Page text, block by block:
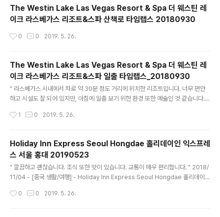
The Westin Lake Las Vegas Resort & Spa 더 웨스틴 레
이크 라스베가스 리조트&스파 산책로 타임랩스 20180930
0 0 2019. 5. 26.
The Westin Lake Las Vegas Resort & Spa 더 웨스틴 레
이크 라스베가스 리조트&스파 일출 타임랩스_20180930
" 라스베가스 시내에서 차로 약 30분 정도 거리에 위치한 리조트입니다. 너무 편안
하고 시설도 잘 되어 있지만, 아침에 일출 보기 위한 환경 또한 예술인 것 같습니다.
천 드립니다. "
1 0 2019. 5. 26.
Holiday Inn Express Seoul Hongdae 홀리데이인 익스프레
스 서울 홍대 20190523
" 깔끔하고 괜찮습니다. 조식 또한 맛이 있습니다. 교통이 매우 편리합니다. " 2018/
11/04 - [중국 생활/여행] - Holiday Inn Express Seoul Hongdae 홀리데이인
0 0 2019. 5. 26.